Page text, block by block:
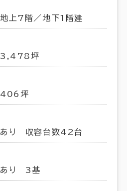
地上7階／地下1階建
3,478坪
406坪
あり 収容台数42台
あり 3基